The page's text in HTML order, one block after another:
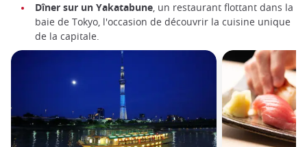
Dîner sur un Yakatabune, un restaurant flottant dans la
baie de Tokyo, l'occasion de découvrir la cuisine unique
de la capitale.